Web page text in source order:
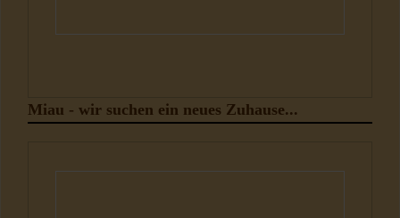
Miau - wir suchen ein neues Zuhause...